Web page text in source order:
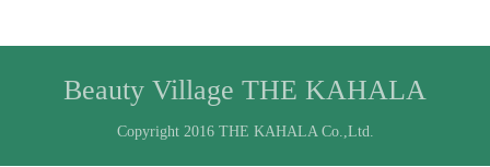
Beauty Village THE KAHALA
Copyright 2016 THE KAHALA Co.,Ltd.